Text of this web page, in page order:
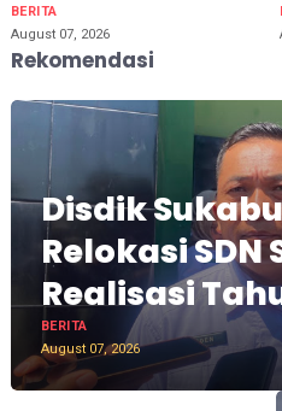
BERITA
August 07, 2026
Rekomendasi
Disdik
Relokasi
Realisasi
BERITA
August 07, 2026